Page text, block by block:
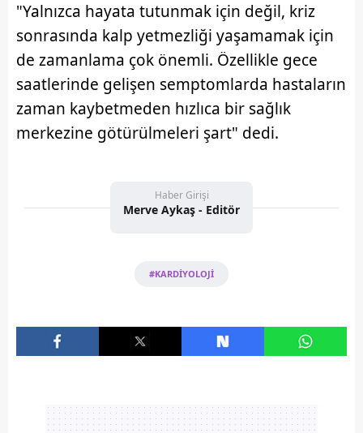
"Yalnızca hayata tutunmak için değil, kriz
sonrasında kalp yetmezliği yaşamamak için
de zamanlama çok önemli. Özellikle gece
saatlerinde gelişen semptomlarda hastaların
zaman kaybetmeden hızlıca bir sağlık
merkezine götürülmeleri şart" dedi.
Haber Girişi
Merve Aykaş - Editör
#KARDİYOLOJİ